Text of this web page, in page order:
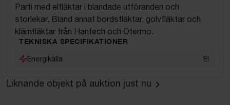
Parti med elfläktar i blandade utföranden och
storlekar. Bland annat bordsfläktar, golvfläktar och
klämfläktar från Hantech och Otermo.
TEKNISKA SPECIFIKATIONER
Energikälla El
Liknande objekt på auktion just nu